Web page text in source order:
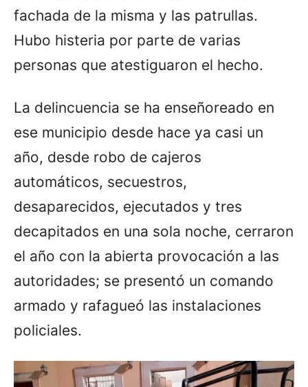
fachada de la misma y las patrullas.
Hubo histeria por parte de varias
personas que atestiguaron el hecho.
La delincuencia se ha enseñoreado en
ese municipio desde hace ya casi un
año, desde robo de cajeros
automáticos, secuestros,
desaparecidos, ejecutados y tres
decapitados en una sola noche, cerraron
el año con la abierta provocación a las
autoridades; se presentó un comando
armado y rafagueó las instalaciones
policiales.